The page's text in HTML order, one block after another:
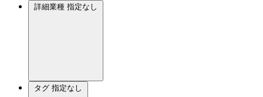
詳細業種 指定なし
タグ 指定なし